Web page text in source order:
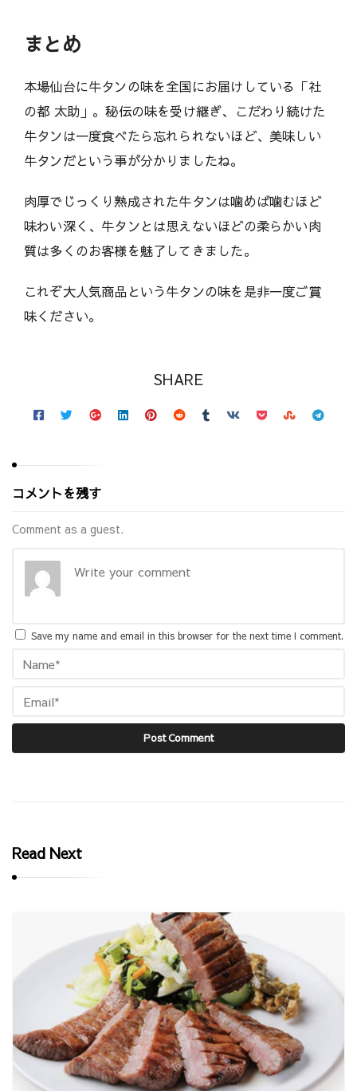
まとめ
本場仙台に牛タンの味を全国にお届けしている「社
の都 太助」。秘伝の味を受け継ぎ、こだわり続けた
牛タンは一度食べたら忘れられないほど、美味しい
牛タンだという事が分かりましたね。
肉厚でじっくり熟成された牛タンは噛めば噛むほど
味わい深く、牛タンとは思えないほどの柔らかい肉
質は多くのお客様を魅了してきました。
これぞ大人気商品という牛タンの味を是非一度ご賞
味ください。
SHARE
コメントを残す
Comment as a guest.
Save my name and email in this browser for the next time I comment.
Read Next